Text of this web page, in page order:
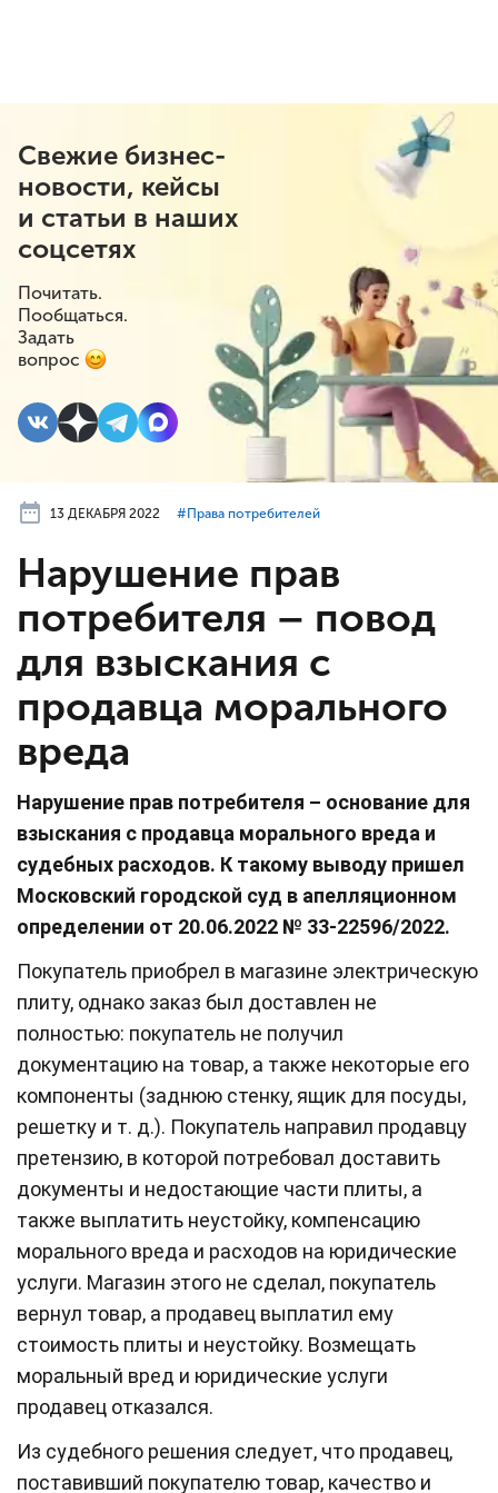
Свежие бизнес-
новости, кейсы
и статьи в наших
соцсетях
Почитать.
Пообщаться.
Задать
вопрос
13 ДЕКАБРЯ 2022 #⁣Права потребителей
Нарушение прав
потребителя – повод
для взыскания с
продавца морального
вреда
Нарушение прав потребителя – основание для
взыскания с продавца морального вреда и
судебных расходов. К такому выводу пришел
Московский городской суд в апелляционном
определении от 20.06.2022 № 33-22596/2022.
Покупатель приобрел в магазине электрическую
плиту, однако заказ был доставлен не
полностью: покупатель не получил
документацию на товар, а также некоторые его
компоненты (заднюю стенку, ящик для посуды,
решетку и т. д.). Покупатель направил продавцу
претензию, в которой потребовал доставить
документы и недостающие части плиты, а
также выплатить неустойку, компенсацию
морального вреда и расходов на юридические
услуги. Магазин этого не сделал, покупатель
вернул товар, а продавец выплатил ему
стоимость плиты и неустойку. Возмещать
моральный вред и юридические услуги
продавец отказался.
Из судебного решения следует, что продавец,
поставивший покупателю товар, качество и